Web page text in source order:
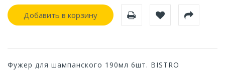
Добавить в корзину
Фужер для шампанского 190мл 6шт. BISTRO